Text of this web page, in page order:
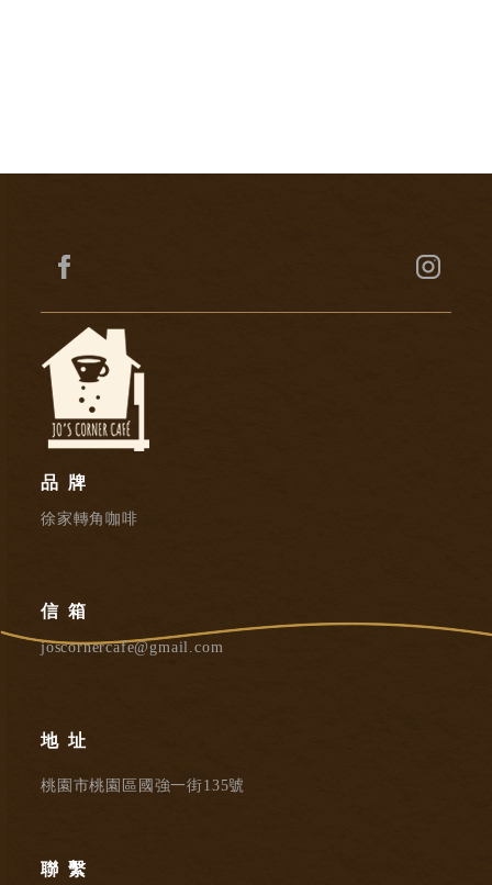
品牌
徐家轉角咖啡
信箱
joscornercafe@gmail.com
地址
桃園市桃園區國強一街135號
聯繫